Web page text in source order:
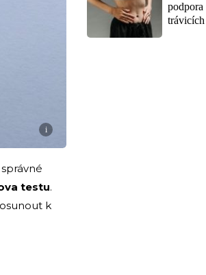
i
testu.
k